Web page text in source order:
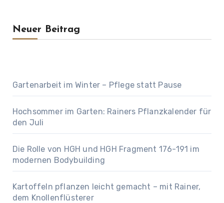
Neuer Beitrag
Gartenarbeit im Winter – Pflege statt Pause
Hochsommer im Garten: Rainers Pflanzkalender für
den Juli
Die Rolle von HGH und HGH Fragment 176-191 im
modernen Bodybuilding
Kartoffeln pflanzen leicht gemacht – mit Rainer,
dem Knollenflüsterer